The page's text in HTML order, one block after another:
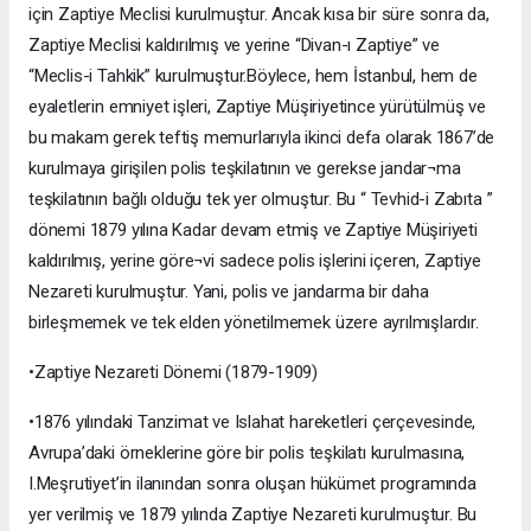
için Zaptiye Meclisi kurulmuştur. Ancak kısa bir süre sonra da,
Zaptiye Meclisi kaldırılmış ve yerine “Divan-ı Zaptiye” ve
“Meclis-i Tahkik” kurulmuştur.Böylece, hem İstanbul, hem de
eyaletlerin emniyet işleri, Zaptiye Müşiriyetince yürütülmüş ve
bu makam gerek teftiş memurlarıyla ikinci defa olarak 1867’de
kurulmaya girişilen polis teşkilatının ve gerekse jandar¬ma
teşkilatının bağlı olduğu tek yer olmuştur. Bu “ Tevhid-i Zabıta ”
dönemi 1879 yılına Kadar devam etmiş ve Zaptiye Müşiriyeti
kaldırılmış, yerine göre¬vi sadece polis işlerini içeren, Zaptiye
Nezareti kurulmuştur. Yani, polis ve jandarma bir daha
birleşmemek ve tek elden yönetilmemek üzere ayrılmışlardır.
•Zaptiye Nezareti Dönemi (1879-1909)
•1876 yılındaki Tanzimat ve Islahat hareketleri çerçevesinde,
Avrupa’daki örneklerine göre bir polis teşkilatı kurulmasına,
I.Meşrutiyet’in ilanından sonra oluşan hükümet programında
yer verilmiş ve 1879 yılında Zaptiye Nezareti kurulmuştur. Bu